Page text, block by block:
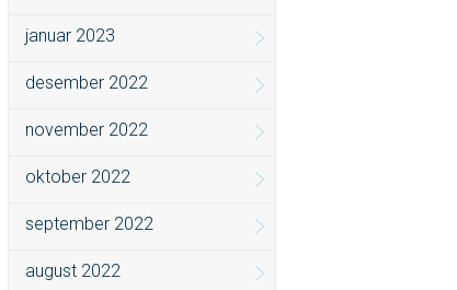
januar 2023
desember 2022
november 2022
oktober 2022
september 2022
august 2022